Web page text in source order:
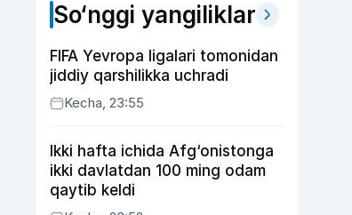
So‘nggi yangiliklar
FIFA Yevropa ligalari tomonidan
jiddiy qarshilikka uchradi
Kecha, 23:55
Ikki hafta ichida Afg‘onistonga
ikki davlatdan 100 ming odam
qaytib keldi